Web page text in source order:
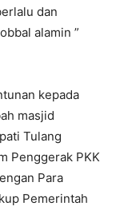
dan
alamin ”
kepada
masjid
Tulang
Penggerak PKK
Para
Pemerintah